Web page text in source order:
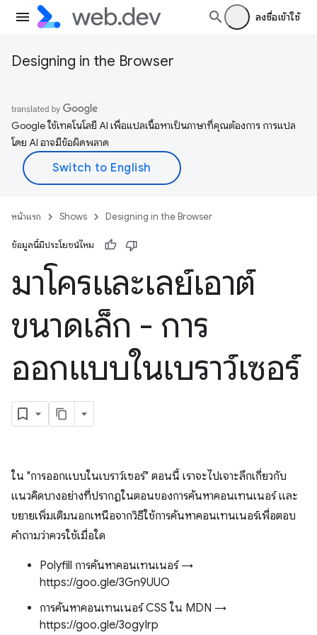
ลงชื่อเข้าใช้
Designing in the Browser
Google ใช้เทคโนโลยี AI เพื่อแปลเนื้อหาเป็นภาษาที่คุณต้องการ การแปล
โดย AI อาจมีข้อผิดพลาด
หน้าแรก Shows Designing in the Browser
ข้อมูลนี้มีประโยชน์ไหม
มาโครและเลย์เอาต์
ขนาดเล็ก - การ
ออกแบบในเบราว์เซอร์
ใน "การออกแบบในเบราว์เซอร์" ตอนนี้ เราจะไปเจาะลึกเกี่ยวกับ
แนวคิดบางอย่างที่ปรากฏในตอนของการค้นหาคอนเทนเนอร์ และ
ขยายเพิ่มเติมนอกเหนือจากวิธีใช้การค้นหาคอนเทนเนอร์เพื่อตอบ
คำถามว่าควรใช้เมื่อใด
Polyfill การค้นหาคอนเทนเนอร์ →
https://goo.gle/3Gn9UUO
การค้นหาคอนเทนเนอร์ CSS ใน MDN →
https://goo.gle/3ogyIrp